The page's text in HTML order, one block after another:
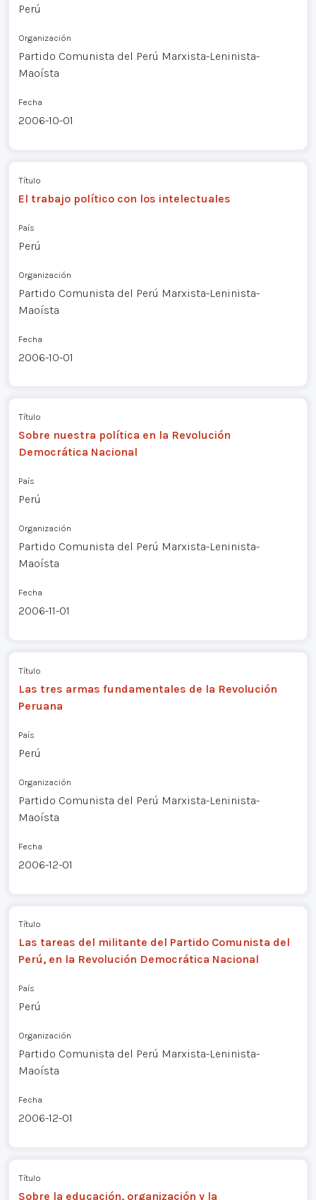
Perú
Organización
Partido Comunista del Perú Marxista-Leninista-
Maoísta
Fecha
2006-10-01
Título
El trabajo político con los intelectuales
País
Perú
Organización
Partido Comunista del Perú Marxista-Leninista-
Maoísta
Fecha
2006-10-01
Título
Sobre nuestra política en la Revolución
Democrática Nacional
País
Perú
Organización
Partido Comunista del Perú Marxista-Leninista-
Maoísta
Fecha
2006-11-01
Título
Las tres armas fundamentales de la Revolución
Peruana
País
Perú
Organización
Partido Comunista del Perú Marxista-Leninista-
Maoísta
Fecha
2006-12-01
Título
Las tareas del militante del Partido Comunista del
Perú, en la Revolución Democrática Nacional
País
Perú
Organización
Partido Comunista del Perú Marxista-Leninista-
Maoísta
Fecha
2006-12-01
Título
Sobre la educación, organización y la